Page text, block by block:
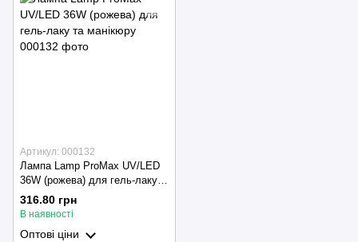
Артикул: 000132
Лампа Lamp ProMax UV/LED
36W (рожева) для гель-лаку
та манікюру
316.80 грн
В наявності
Оптові ціни